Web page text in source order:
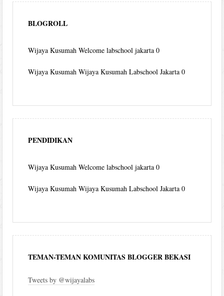
BLOGROLL
Wijaya Kusumah Welcome labschool jakarta 0
Wijaya Kusumah Wijaya Kusumah Labschool Jakarta 0
PENDIDIKAN
Wijaya Kusumah Welcome labschool jakarta 0
Wijaya Kusumah Wijaya Kusumah Labschool Jakarta 0
TEMAN-TEMAN KOMUNITAS BLOGGER BEKASI
Tweets by @wijayalabs